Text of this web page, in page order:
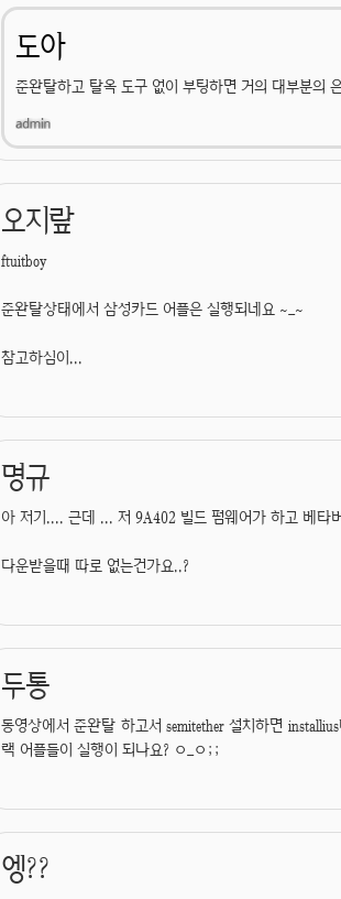
도아
준완탈하고 탈옥 도구 없이 부팅하면 거의 대부분의
오지랖
ftuitboy
준완탈상태에서 삼성카드 어플은 실행되네요 ~_~
참고하심이...
명규
아 저기.... 근데 ... 저 9A402 빌드 펌웨어가 하고 베타
다운받을때 따로 없는건가요..?
두통
동영상에서 준완탈 하고서 semitether 설치하면
랙 어플들이 실행이 되나요? ㅇ_ㅇ;;
엥??